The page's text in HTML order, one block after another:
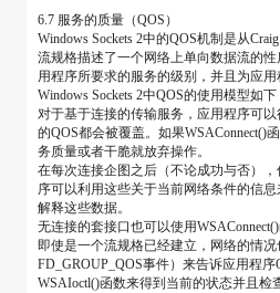
6.7 服务的质量（QOS）
Windows Sockets 2中的QOS机制是从
流规格描述了一个网络上单向数据流的
用程序所要求的服务的级别，并且为应
Windows Sockets 2中QOS的使用模型如下
对于基于连接的传输服务，应用程序可
的QOS都会被覆盖。如果
务质量或者干脆就放弃操作。
在每次连接企图之后（不论成功与否）
序可以利用这些关于当前网络条件的信
解释这些数据。
无连接的套接口也可以使用
即使是一个流规格已经建立，网络的情
FD_GROUP_QOS事件）来告诉应用程
WSAIoctl()函数来得到当前的状态并且检